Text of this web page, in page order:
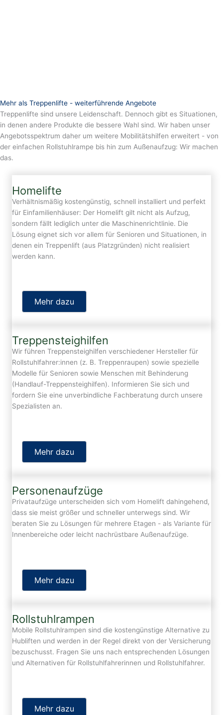
Mehr als Treppenlifte - weiterführende Angebote
Treppenlifte sind unsere Leidenschaft. Dennoch gibt es Situationen,
in denen andere Produkte die bessere Wahl sind. Wir haben unser
Angebotsspektrum daher um weitere Mobilitätshilfen erweitert - von
der einfachen Rollstuhlrampe bis hin zum Außenaufzug: Wir machen
das.
Homelifte
Verhältnismäßig kostengünstig, schnell installiert und perfekt
für Einfamilienhäuser: Der Homelift gilt nicht als Aufzug,
sondern fällt lediglich unter die Maschinenrichtlinie. Die
Lösung eignet sich vor allem für Senioren und Situationen, in
denen ein Treppenlift (aus Platzgründen) nicht realisiert
werden kann.
Mehr dazu
Treppensteighilfen
Wir führen Treppensteighilfen verschiedener Hersteller für
Rollstuhlfahrer:innen (z. B. Treppenraupen) sowie spezielle
Modelle für Senioren sowie Menschen mit Behinderung
(Handlauf-Treppensteighilfen). Informieren Sie sich und
fordern Sie eine unverbindliche Fachberatung durch unsere
Spezialisten an.
Mehr dazu
Personenaufzüge
Privataufzüge unterscheiden sich vom Homelift dahingehend,
dass sie meist größer und schneller unterwegs sind. Wir
beraten Sie zu Lösungen für mehrere Etagen - als Variante für
Innenbereiche oder leicht nachrüstbare Außenaufzüge.
Mehr dazu
Rollstuhlrampen
Mobile Rollstuhlrampen sind die kostengünstige Alternative zu
Hubliften und werden in der Regel direkt von der Versicherung
bezuschusst. Fragen Sie uns nach entsprechenden Lösungen
und Alternativen für Rollstuhlfahrerinnen und Rollstuhlfahrer.
Mehr dazu